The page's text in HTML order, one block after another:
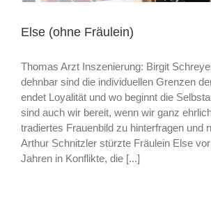
Else (ohne Fräulein)
Thomas Arzt Inszenierung: Birgit
dehnbar sind die individuellen Grenzen
endet Loyalität und wo beginnt die
sind auch wir bereit, wenn wir ganz
tradiertes Frauenbild zu hinterfragen und
Arthur Schnitzler stürzte Fräulein Else
Jahren in Konflikte, die [...]